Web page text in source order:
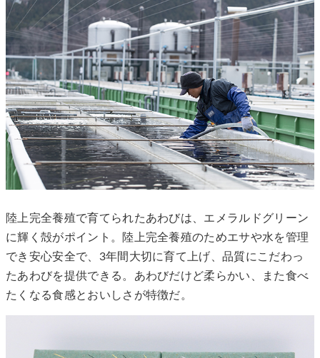
陸上完全養殖で育てられたあわびは、エメラルドグリーン
に輝く殻がポイント。陸上完全養殖のためエサや水を管理
でき安心安全で、3年間大切に育て上げ、品質にこだわっ
たあわびを提供できる。あわびだけど柔らかい、また食べ
たくなる食感とおいしさが特徴だ。